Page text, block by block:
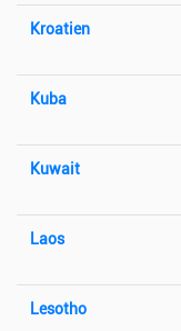
Kroatien
Kuba
Kuwait
Laos
Lesotho